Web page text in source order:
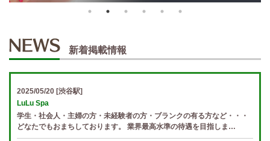
新着掲載情報
2025/05/20 [渋谷駅]
LuLu Spa
学生・社会人・主婦の方・未経験者の方・ブランクの有る方など・・・
どなたでもおまちしております。 業界最高水準の待遇を目指しま…